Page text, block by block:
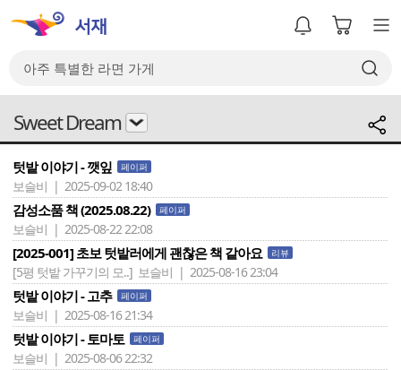
Sweet Dream
텃밭 이야기 - 깻잎 페이퍼
보슬비 | 2025-09-02 18:40
감성소품 책 (2025.08.22) 페이퍼
보슬비 | 2025-08-22 22:08
[2025-001] 초보 텃밭러에게 괜찮은 책 같아요 리뷰
[5평 텃밭 가꾸기의 모..] 보슬비 | 2025-08-16 23:04
텃밭 이야기 - 고추 페이퍼
보슬비 | 2025-08-16 21:34
텃밭 이야기 - 토마토 페이퍼
보슬비 | 2025-08-06 22:32